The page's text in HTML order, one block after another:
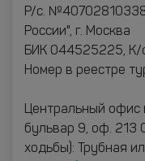
Р/с.
России", г. Москва
БИК 044525225,
Номер в реестре
Центральный офис
бульвар 9, оф. 213
ходьбы): Трубная